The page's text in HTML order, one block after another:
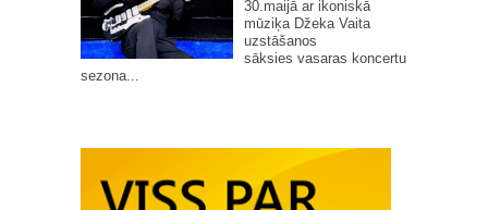
30.maijā ar ikoniskā
mūziķa Džeka Vaita
uzstāšanos
sāksies vasaras koncertu
sezona...